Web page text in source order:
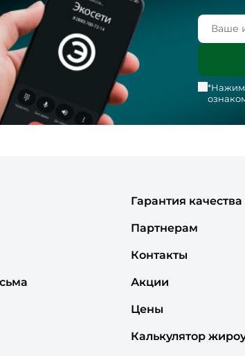
Гарантия качества
Партнерам
Контакты
Акции
Цены
Калькулятор